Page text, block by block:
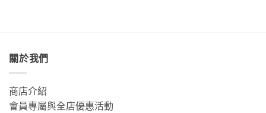
關於我們
商店介紹
會員專屬與全店優惠活動